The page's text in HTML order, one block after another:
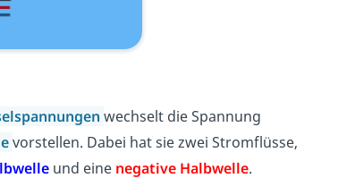
wechselt die Spannung
vorstellen. Dabei hat sie zwei Stromflüsse,
und eine negative Halbwelle.